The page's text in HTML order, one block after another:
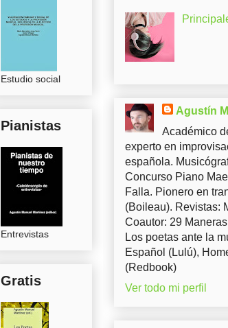
Agustín
Académico
experto en
española.
Concurso Piano
Falla. Pionero en
(Boileau). Revistas:
Coautor: 29
Los poetas ante la
Español (Lulú),
(Redbook)
Ver todo mi perfil
Estudio social
Pianistas
Entrevistas
Gratis